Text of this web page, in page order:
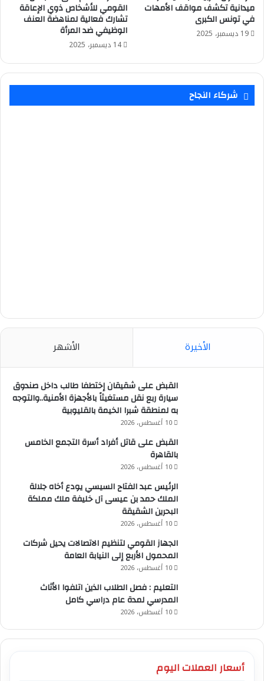
ميدانية تكشف مواقف الأمهات
في تونس الكبرى
19 ديسمبر، 2025
القومي للأشخاص ذوي الإعاقة
تشارك فعالية لمناهضة العنف
الوظيفي ضد المرأة
14 ديسمبر، 2025
شركاء النجاح
الأخيرة الأشهر
القبض على شقيقان إختطفا طالب داخل صندوق
سيارة ربع نقل مستغيثاً بالأجهزة الأمنية..والتوجه
به لمنطقة شبرا الخيمة بالقليوبية
10 أغسطس، 2026
القبض على قاتل أفراد أسرة التجمع الخامس
بالقاهرة
10 أغسطس، 2026
الرئيس عبد الفتاح السيسي يودع أخاه جلالة
الملك حمد بن عيسى آل خليفة ملك مملكة
البحرين الشقيقة
10 أغسطس، 2026
الجهاز القومي لتنظيم الاتصالات يحيل شركات
المحمول الأربع إلى النيابة العامة
10 أغسطس، 2026
التعليم : فصل الطلاب الذين اتلفوا الأثاث
المدرسي لمدة عام دراسي كامل
10 أغسطس، 2026
أسعار العملات اليوم